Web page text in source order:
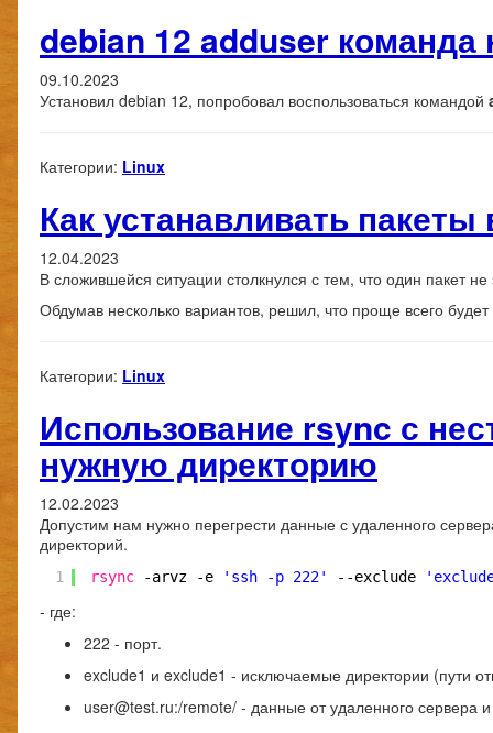
debian 12 adduser
09.10.2023
Установил debian 12, попробовал воспользоваться командой
Категории: Linux
Как устанавливать
12.04.2023
В сложившейся ситуации столкнулся с тем, что один пакет
Обдумав несколько вариантов, решил, что проще всего
Категории: Linux
Использование rsync с
нужную директорию
12.02.2023
Допустим нам нужно перегрести данные с удаленного
директорий.
1 rsync -arvz -e 'ssh -p 222' --exclude
- где:
222 - порт.
exclude1 и exclude1 - исключаемые директории (пути
user@test.ru:/remote/ - данные от удаленного сервера